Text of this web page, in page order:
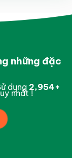
những đặc
dụng 2,995+
nhất !